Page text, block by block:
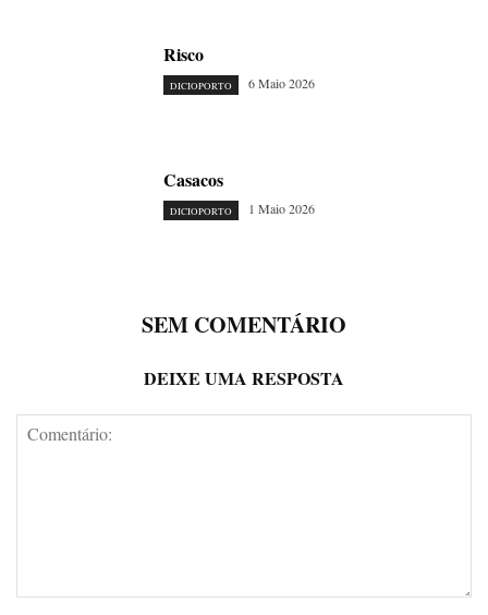
Risco
DICIOPORTO 6 Maio 2026
Casacos
DICIOPORTO 1 Maio 2026
SEM COMENTÁRIO
DEIXE UMA RESPOSTA